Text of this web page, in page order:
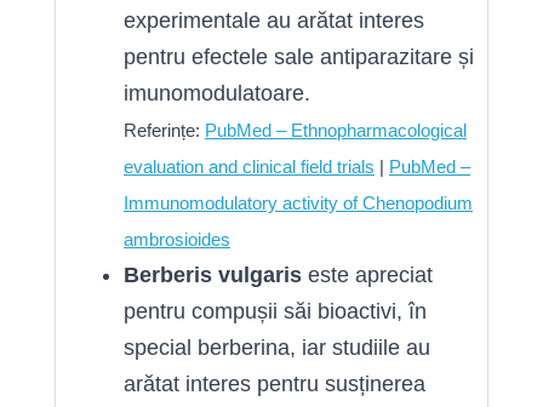
experimentale au arătat interes
pentru efectele sale antiparazitare și
imunomodulatoare.
Referințe: PubMed – Ethnopharmacological
evaluation and clinical field trials | PubMed –
Immunomodulatory activity of Chenopodium
ambrosioides
Berberis vulgaris este apreciat
pentru compușii săi bioactivi, în
special berberina, iar studiile au
arătat interes pentru susținerea